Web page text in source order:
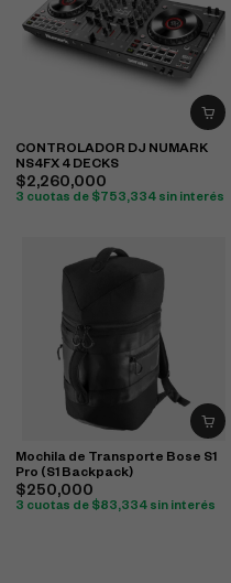
CONTROLADOR DJ NUMARK
NS4FX 4 DECKS
$2,260,000
3 cuotas de $ 753,334 sin interés
Mochila de Transporte Bose S1
Pro (S1 Backpack)
$250,000
3 cuotas de $83,334 sin interés